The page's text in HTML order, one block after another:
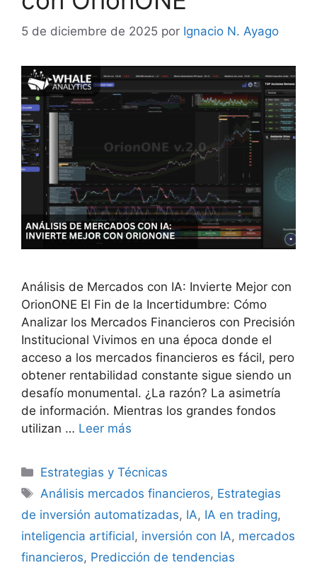
5 de diciembre de 2025 por Ignacio N. Ayago
Análisis de Mercados con IA: Invierte Mejor con
OrionONE El Fin de la Incertidumbre: Cómo
Analizar los Mercados Financieros con Precisión
Institucional Vivimos en una época donde el
acceso a los mercados financieros es fácil, pero
obtener rentabilidad constante sigue siendo un
desafío monumental. ¿La razón? La asimetría
de información. Mientras los grandes fondos
utilizan … Leer más
Categorías
Estrategias y Técnicas
Etiquetas
Análisis mercados financieros, Estrategias
de inversión automatizadas, IA, IA en trading,
inteligencia artificial, inversión con IA, mercados
financieros, Predicción de tendencias